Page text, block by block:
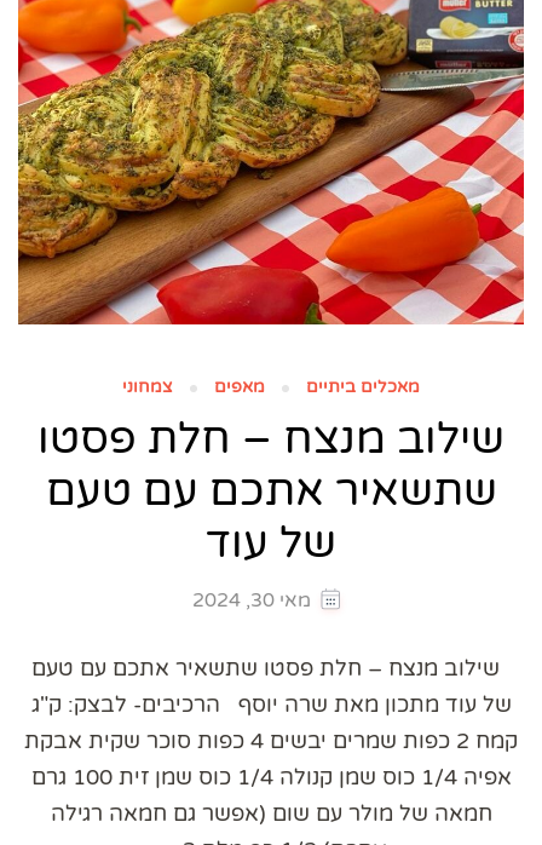
מאכלים ביתיים מאפים צמחוני
שילוב מנצח – חלת פסטו
שתשאיר אתכם עם טעם
של עוד
מאי 30, 2024
שילוב מנצח – חלת פסטו שתשאיר אתכם עם טעם
של עוד מתכון מאת שרה יוסף הרכיבים- לבצק: ק"ג
קמח 2 כפות שמרים יבשים 4 כפות סוכר שקית אבקת
אפיה 1/4 כוס שמן קנולה 1/4 כוס שמן זית 100 גרם
חמאה של מולר עם שום (אפשר גם חמאה רגילה